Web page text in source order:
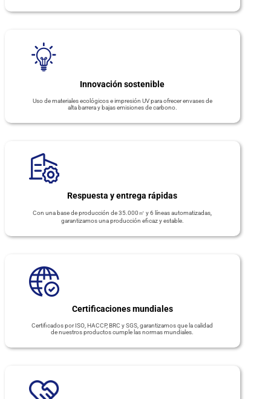
Innovación sostenible
Uso de materiales ecológicos e impresión UV para ofrecer envases de
alta barrera y bajas emisiones de carbono.
Respuesta y entrega rápidas
Con una base de producción de 35.000㎡ y 6 líneas automatizadas,
garantizamos una producción eficaz y estable.
Certificaciones mundiales
Certificados por ISO, HACCP, BRC y SGS, garantizamos que la calidad
de nuestros productos cumple las normas mundiales.